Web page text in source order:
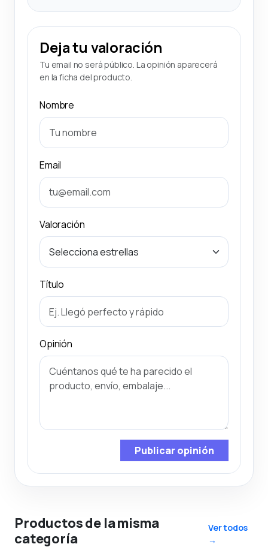
Deja tu valoración
Tu email no será público. La opinión aparecerá
en la ficha del producto.
Nombre
Email
Valoración
Título
Opinión
Publicar opinión
Productos de la misma
categoría
Ver todos
→